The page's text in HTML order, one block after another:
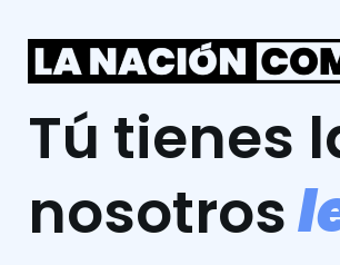
Tú tienes
nosotrosl